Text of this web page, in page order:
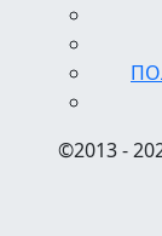
©2013 -